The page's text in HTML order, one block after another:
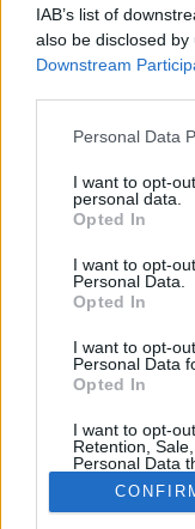
IAB’s list of
also be disclosed
Downstream
Please note that
not limited to your
grant or deny
use your data for
consent section.
Personal Data
I want to opt-
personal data.
Opted In
I want to opt-
Personal Data.
Opted In
I want to opt-
Personal Data
Opted In
I want to opt-
Retention,
Personal Data
Purposes for
Opted Out
#allergia#influenza
#pajzsmirigy
Regisztráció
Magas vérnyomás
Magas